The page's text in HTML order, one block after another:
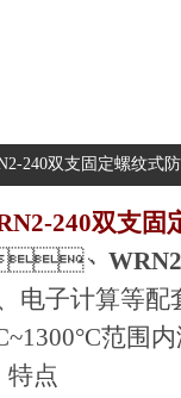
240双支固定螺纹式防
240双支固
、
、电子计算等
范围内
特点